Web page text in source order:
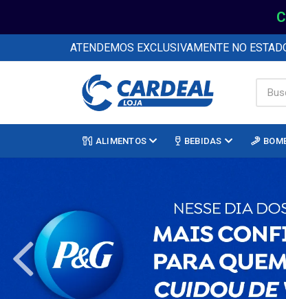
ATENDEMOS EXCLUSIVAMENTE NO
ALIMENTOS BEBIDAS